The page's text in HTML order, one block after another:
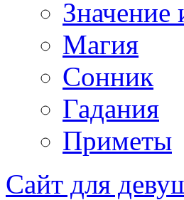
Значение
Магия
Сонник
Гадания
Приметы
Сайт для